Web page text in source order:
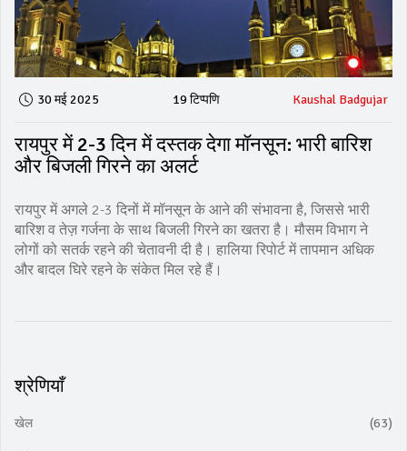
30 मई 2025 19 टिप्पणि Kaushal Badgujar
रायपुर में 2-3 दिन में दस्तक देगा मॉनसून: भारी बारिश
और बिजली गिरने का अलर्ट
रायपुर में अगले 2-3 दिनों में मॉनसून के आने की संभावना है, जिससे भारी
बारिश व तेज़ गर्जना के साथ बिजली गिरने का खतरा है। मौसम विभाग ने
लोगों को सतर्क रहने की चेतावनी दी है। हालिया रिपोर्ट में तापमान अधिक
और बादल घिरे रहने के संकेत मिल रहे हैं।
श्रेणियाँ
खेल (63)